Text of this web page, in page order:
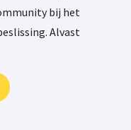
bij het
Alvast